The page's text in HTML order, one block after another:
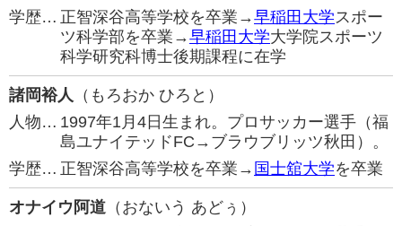
学歴… 正智深谷高等学校を卒業→早稲田大学スポー
ツ科学部を卒業→早稲田大学大学院スポーツ
科学研究科博士後期課程に在学
諸岡裕人 （もろおか ひろと）
人物… 1997年1月4日生まれ。プロサッカー選手（福
島ユナイテッドFC→ブラウブリッツ秋田）。
学歴… 正智深谷高等学校を卒業→ 国士舘大学を卒業
オナイウ阿道 （おないう あどぅ）